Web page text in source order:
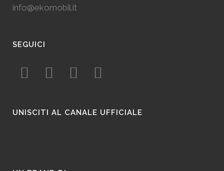
info@ekomobil.it
SEGUICI
UNISCITI AL CANALE UFFICIALE